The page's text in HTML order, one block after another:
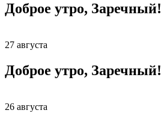
Доброе утро, Заречный!
27 августа
Доброе утро, Заречный!
26 августа